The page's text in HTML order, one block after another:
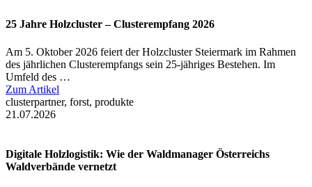
25 Jahre Holzcluster – Clusterempfang 2026
Am 5. Oktober 2026 feiert der Holzcluster Steiermark im Rahmen
des jährlichen Clusterempfangs sein 25-jähriges Bestehen. Im
Umfeld des …
Zum Artikel
clusterpartner, forst, produkte
21.07.2026
Digitale Holzlogistik: Wie der Waldmanager Österreichs
Waldverbände vernetzt